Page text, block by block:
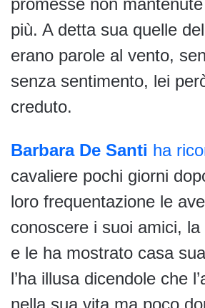
promesse non
più. A detta sua quelle
erano parole al vento,
senza sentimento, lei
creduto.
Barbara De Santi ha
cavaliere pochi giorni
loro frequentazione le
conoscere i suoi amici,
e le ha mostrato casa
l’ha illusa dicendole che